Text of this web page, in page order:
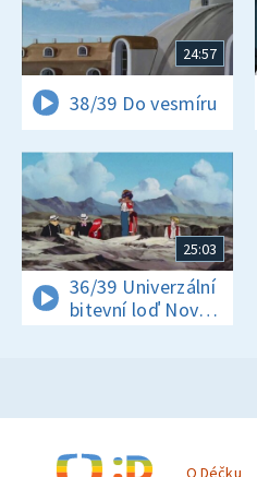
24:57
38/39 Do vesmíru
25:03
36/39 Univerzální
bitevní loď Nový
Nautilus
O Déčku